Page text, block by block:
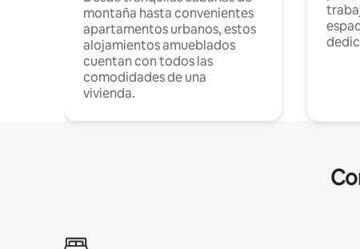
montaña hasta convenientes
apartamentos urbanos, estos
alojamientos amueblados
cuentan con todos las
comodidades de una
vivienda.